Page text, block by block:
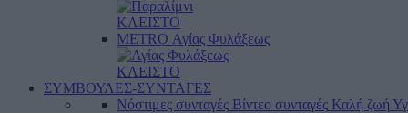
ΚΛΕΙΣΤΟ
METRO Αγίας Φυλάξεως
ΚΛΕΙΣΤΟ
ΣΥΜΒΟΥΛΕΣ-ΣΥΝΤΑΓΕΣ
Νόστιμες συνταγές Βίντεο συνταγές Καλή ζωή